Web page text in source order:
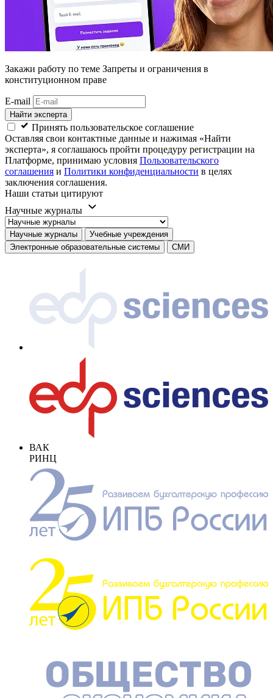
Закажи работу по теме Запреты и ограничения в
конституционном праве
E-mail
Найти эксперта
Принять пользовательское соглашение
Оставляя свои контактные данные и нажимая «Найти
эксперта», я соглашаюсь пройти процедуру регистрации на
Платформе, принимаю условия Пользовательского
соглашения и Политики конфиденциальности в целях
заключения соглашения.
Наши статьи цитируют
Научные журналы
Научные журналы
Учебные учреждения
Электронные образовательные системы
СМИ
ВАК
РИНЦ